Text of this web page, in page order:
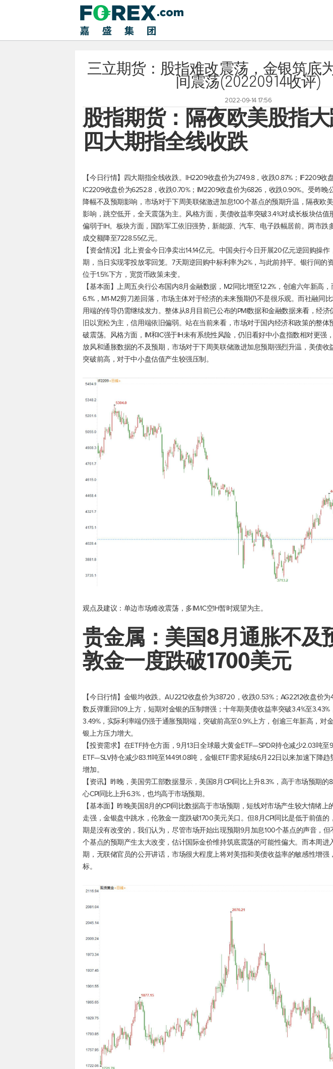
三立期货：股指难改震荡，金银筑底
间震荡(20220914收评)
2022-09-14 17:56
股指期货：隔夜欧美股指大
四大期指全线收跌
【今日行情】四大期指全线收跌。IH2209收盘价为2749.8，收跌0.87%；IF2209收
IC2209收盘价为6252.8，收跌0.70%；IM2209收盘价为6826，收跌0.90%。受昨晚
降幅不及预期影响，市场对于下周美联储激进加息100个基点的预期升温，隔夜欧
影响，跳空低开，全天震荡为主。风格方面，美债收益率突破3.4%对成长板块估值
偏弱于IH。板块方面，国防军工依旧强势，新能源、汽车、电子跌幅居前。两市跌
成交额降至7228.55亿元。
【资金情况】北上资金今日净卖出14.14亿元。中国央行今日开展20亿元逆回购操
期，当日实现零投放零回笼。7天期逆回购中标利率为2%，与此前持平。银行间的
位于1.5%下方，宽货币政策未变。
【基本面】上周五央行公布国内8月金融数据，M2同比增至12.2%，创逾六年新高
6.1%，M1-M2剪刀差回落，市场主体对于经济的未来预期仍不是很乐观。而社融同
用端的传导仍需继续发力。整体从8月目前已公布的PMI数据和金融数据来看，经
旧以宽松为主，信用端依旧偏弱。站在当前来看，市场对于国内经济和政策的整体
破震荡。风格方面，IM和IC强于IH未有系统性风险，仍旧看好中小盘指数相对更强
放风和通胀数据的不及预期，市场对于下周美联储激进加息预期强烈升温，美债收
突破前高，对于中小盘估值产生较强压制。
观点及建议：单边市场难改震荡，多IM/IC空IH暂时观望为主。
贵金属：美国8月通胀不及
敦金一度跌破1700美元
【今日行情】金银均收跌。AU2212收盘价为387.20，收跌0.53%；AG2212收盘价为
数反弹重回109上方，短期对金银的压制增强；十年期美债收益率突破3.4%至
3.49%，实际利率端仍强于通胀预期端，突破前高至0.9%上方，创逾三年新高，对
银上方压力增大。
【投资需求】在ETF持仓方面，9月13日全球最大黄金ETF—SPDR持仓减少2.03吨
ETF—SLV持仓减少83.11吨至14491.08吨，金银ETF需求延续6月22日以来加速下降
增加。
【资讯】昨晚，美国劳工部数据显示，美国8月CPI同比上升8.3%，高于市场预期的
心CPI同比上升6.3%，也均高于市场预期。
【基本面】昨晚美国8月的CPI同比数据高于市场预期，短线对市场产生较大情绪
走强，金银盘中跳水，伦敦金一度跌破1700美元关口。但8月CPI同比是低于前值的
期是没有改变的，我们认为，尽管市场开始出现预期9月加息100个基点的声音，
个基点的预期产生太大改变，估计国际金价维持筑底震荡的可能性偏大。而本周进
期，无联储官员的公开讲话，市场很大程度上将对美指和美债收益率的敏感性增强
标。